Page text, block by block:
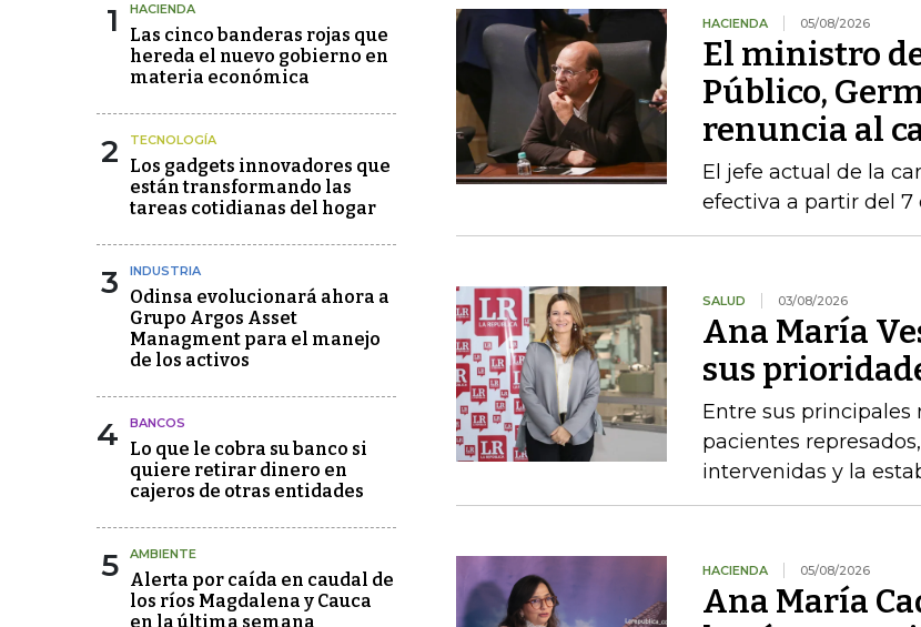
1 HACIENDA
Las cinco banderas rojas que
hereda el nuevo gobierno en
materia económica
2 TECNOLOGÍA
Los gadgets innovadores que
están transformando las
tareas cotidianas del hogar
3 INDUSTRIA
Odinsa evolucionará ahora a
Grupo Argos Asset
Managment para el manejo
de los activos
4 BANCOS
Lo que le cobra su banco si
quiere retirar dinero en
cajeros de otras entidades
5 AMBIENTE
Alerta por caída en caudal de
los ríos Magdalena y Cauca
en la última semana
HACIENDA 05/08/2026
El ministro
Público,
renuncia al
El jefe actual de la
efectiva a partir del 7
SALUD 03/08/2026
Ana María
sus
Entre sus principales
pacientes
intervenidas y la
HACIENDA 05/08/2026
Ana María